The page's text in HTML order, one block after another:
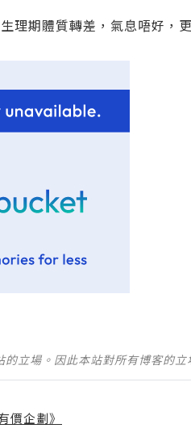
理期體質轉差，氣息唔好，
立場。因此本站對所有博客的
價企劃》